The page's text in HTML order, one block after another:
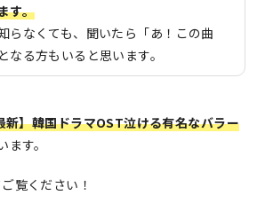
す。
らなくても、聞いたら「あ！この曲
なる方もいると思います。
新】韓国ドラマOST泣ける有名なバラー
す。
覧ください！